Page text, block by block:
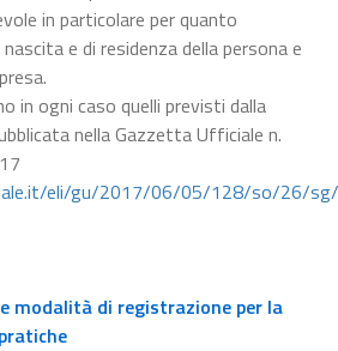
in particolare per quanto
e di residenza della persona e
in ogni caso quelli previsti dalla
nella Gazzetta Ufficiale n.
eli/gu/2017/06/05/128/so/26/
modalità di registrazione per la